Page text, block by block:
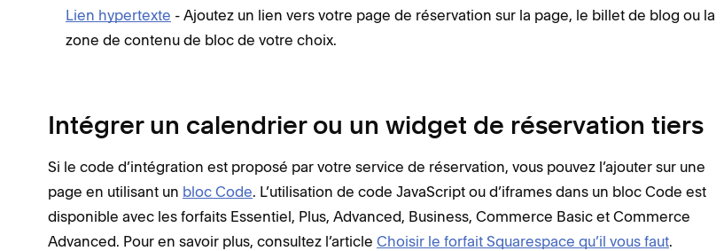
Lien hypertexte - Ajoutez un lien vers votre page de réservation sur la page, le billet de blog ou la
zone de contenu de bloc de votre choix.
Intégrer un calendrier ou un widget de réservation tiers
Si le code d’intégration est proposé par votre service de réservation, vous pouvez l’ajouter sur une
page en utilisant un bloc Code. L’utilisation de code JavaScript ou d’iframes dans un bloc Code est
disponible avec les forfaits Essentiel, Plus, Advanced, Business, Commerce Basic et Commerce
Advanced. Pour en savoir plus, consultez l’article Choisir le forfait Squarespace qu’il vous faut.